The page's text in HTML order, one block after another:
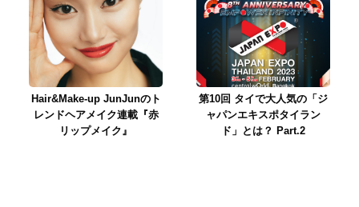
Hair&Make-up JunJunのト
レンドヘアメイク連載『赤
リップメイク』
第10回 タイで大人気の「ジ
ャパンエキスポタイラン
ド」とは？ Part.2